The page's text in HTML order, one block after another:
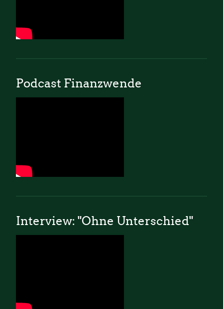
Podcast Finanzwende
Interview: "Ohne Unterschied"